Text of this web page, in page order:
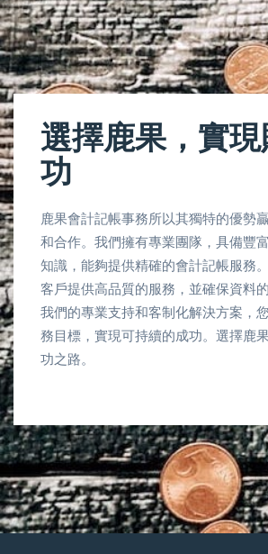
選擇鹿果，實
功
鹿果會計記帳事務所以其獨特的優勢
和合作。我們擁有專業團隊，具備豐
知識，能夠提供精確的會計記帳服務
客戶提供高品質的服務，並確保資料
我們的專業支持和客制化解決方案，
務目標，實現可持續的成功。選擇鹿
功之路。